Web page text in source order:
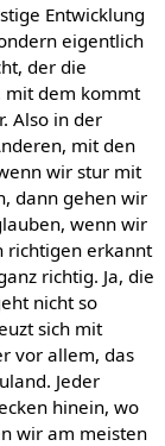
Entwicklung
eigentlich
der die
mit dem kommt
Also in der
mit den
wir stur mit
dann gehen wir
wenn wir
richtigen erkannt
richtig. Ja, die
nicht so
sich mit
vor allem, das
Jeder
hinein, wo
wir am meisten